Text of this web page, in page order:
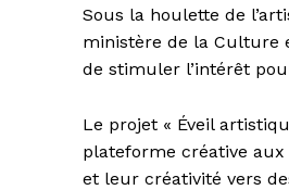
Sous la houlette de
ministère de la Culture
de stimuler l’intérêt
Le projet « Éveil
plateforme créative
et leur créativité vers